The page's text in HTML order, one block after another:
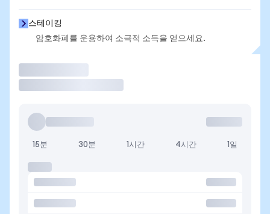
스테이킹
암호화폐를 운용하여 소극적 소득을 얻으세요.
15분 30분 1시간 4시간 1일